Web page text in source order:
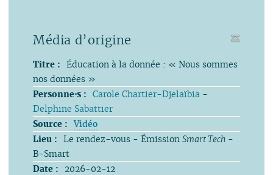
Média d’origine
Titre : Éducation à la donnée : « Nous sommes
nos données »
Personne⋅s : Carole Chartier-Djelaïbia -
Delphine Sabattier
Source : Vidéo
Lieu : Le rendez-vous - ÉmissionSmart Tech -
B-Smart
Date :
2026-02-12